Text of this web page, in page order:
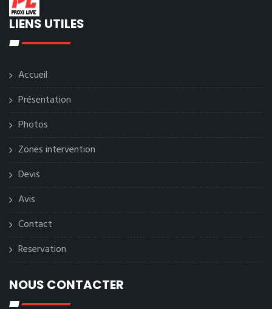
LIENS UTILES
Accueil
Présentation
Photos
Zones intervention
Devis
Avis
Contact
Reservation
NOUS CONTACTER